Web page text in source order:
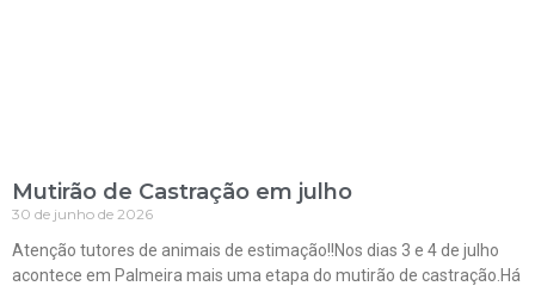
Mutirão de Castração em julho
30 de junho de 2026
Atenção tutores de animais de estimação!!Nos dias 3 e 4 de julho
acontece em Palmeira mais uma etapa do mutirão de castração.Há